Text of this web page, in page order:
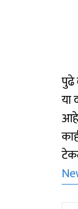
पुढे
या